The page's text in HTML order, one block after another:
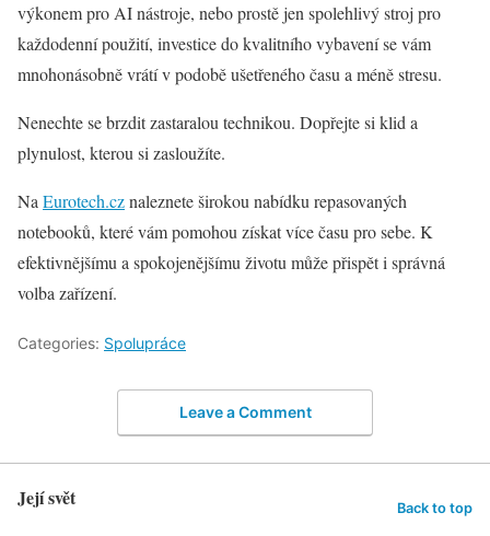
výkonem pro AI nástroje, nebo prostě jen spolehlivý stroj pro
každodenní použití, investice do kvalitního vybavení se vám
mnohonásobně vrátí v podobě ušetřeného času a méně stresu.
Nenechte se brzdit zastaralou technikou. Dopřejte si klid a
plynulost, kterou si zasloužíte.
Na Eurotech.cznaleznete širokou nabídku repasovaných
notebooků, které vám pomohou získat více času pro sebe. K
efektivnějšímu a spokojenějšímu životu může přispět i správná
volba zařízení.
Categories: Spolupráce
Leave a Comment
Její svět Back to top